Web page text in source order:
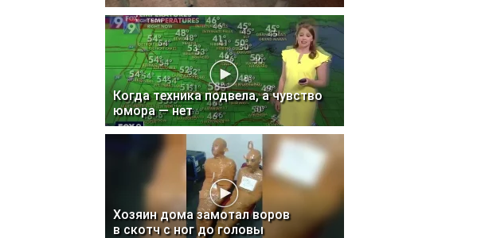
Когда техника подвела, а чувство
юмора — нет
Хозяин дома замотал воров
в скотч с ног до головы